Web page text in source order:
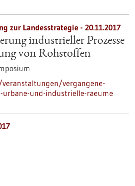
zur Landesstrategie - 20.11.2017
industrieller Prozesse
von Rohstoffen
vergangene-
und-industrielle-raeume